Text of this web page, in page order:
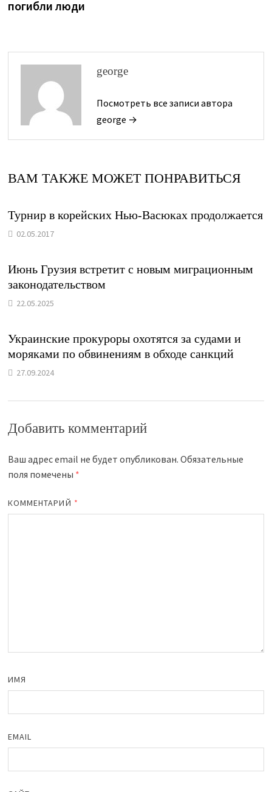
записям
погибли люди
george
Посмотреть все записи автора
george →
ВАМ ТАКЖЕ МОЖЕТ ПОНРАВИТЬСЯ
Турнир в корейских Нью-Васюках продолжается
02.05.2017
Июнь Грузия встретит с новым миграционным
законодательством
22.05.2025
Украинские прокуроры охотятся за судами и
моряками по обвинениям в обходе санкций
27.09.2024
Добавить комментарий
Ваш адрес email не будет опубликован. Обязательные
поля помечены *
КОММЕНТАРИЙ *
ИМЯ
EMAIL